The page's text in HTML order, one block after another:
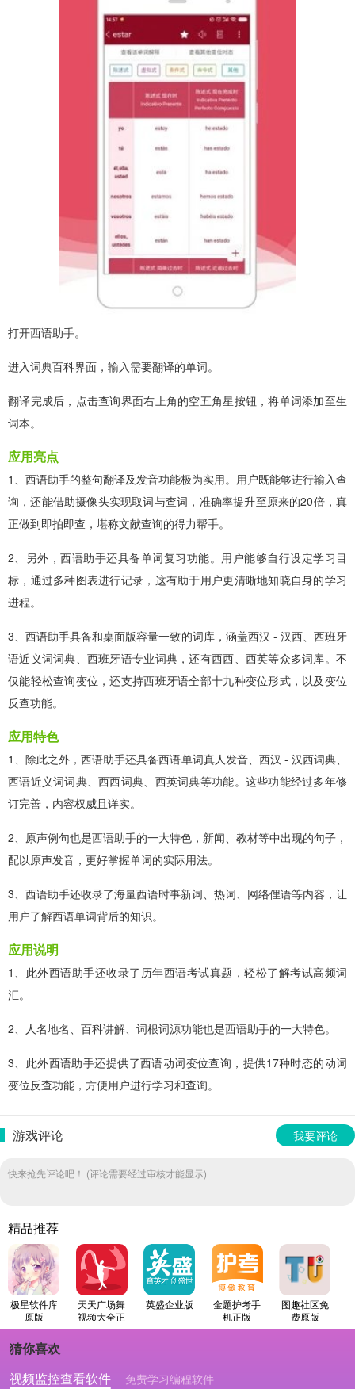
打开西语助手。
进入词典百科界面，输入需要翻译的单词。
翻译完成后，点击查询界面右上角的空五角星按钮，将单词添加至生
词本。
应用亮点
1、西语助手的整句翻译及发音功能极为实用。用户既能够进行输入查
询，还能借助摄像头实现取词与查词，准确率提升至原来的20倍，真
正做到即拍即查，堪称文献查询的得力帮手。
2、另外，西语助手还具备单词复习功能。用户能够自行设定学习目
标，通过多种图表进行记录，这有助于用户更清晰地知晓自身的学习
进程。
3、西语助手具备和桌面版容量一致的词库，涵盖西汉 - 汉西、西班牙
语近义词词典、西班牙语专业词典，还有西西、西英等众多词库。不
仅能轻松查询变位，还支持西班牙语全部十九种变位形式，以及变位
反查功能。
应用特色
1、除此之外，西语助手还具备西语单词真人发音、西汉 - 汉西词典、
西语近义词词典、西西词典、西英词典等功能。这些功能经过多年修
订完善，内容权威且详实。
2、原声例句也是西语助手的一大特色，新闻、教材等中出现的句子，
配以原声发音，更好掌握单词的实际用法。
3、西语助手还收录了海量西语时事新词、热词、网络俚语等内容，让
用户了解西语单词背后的知识。
应用说明
1、此外西语助手还收录了历年西语考试真题，轻松了解考试高频词
汇。
2、人名地名、百科讲解、词根词源功能也是西语助手的一大特色。
3、此外西语助手还提供了西语动词变位查询，提供17种时态的动词
变位反查功能，方便用户进行学习和查询。
游戏评论 我要评论
快来抢先评论吧！ (评论需要经过审核才能显示)
精品推荐
极星软件库
原版
天天广场舞
视频大全正
版
英盛企业版
金题护考手
机正版
图趣社区免
费原版
猜你喜欢
视频监控查看软件
免费学习编程软件